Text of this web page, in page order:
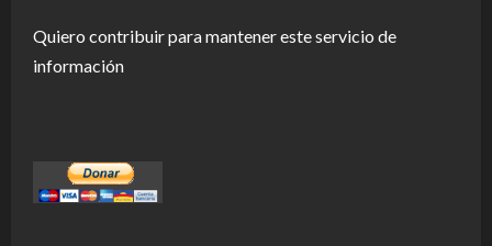
Quiero contribuir para mantener este servicio de
información